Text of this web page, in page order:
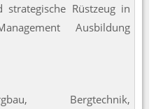
strategische Rüstzeug in
Ausbildung
Bergtechnik,